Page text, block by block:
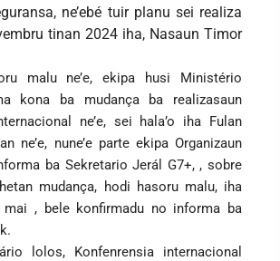
ne’ebé tuir planu sei realiza
tinan 2024 iha, Nasaun Timor
malu ne’e, ekipa husi Ministério
kona ba mudança ba realizasaun
ne’e, sei hala’o iha Fulan
ne’e, nune’e parte ekipa Organizaun
ba Sekretario Jerál G7+, , sobre
mudança, hodi hasoru malu, iha
mai , bele konfirmadu no informa ba
lolos, Konfenrensia internacional